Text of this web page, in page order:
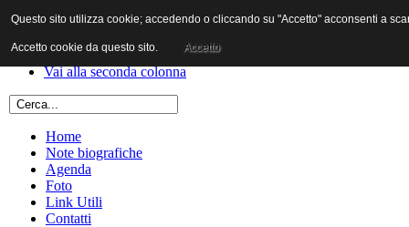
Vai al contenuto
Vai alla prima colonna
Vai alla seconda colonna
Home
Note biografiche
Agenda
Foto
Link Utili
Contatti
Questo sito utilizza cookie; accedendo o cliccando su "Accetto" acconsenti a
Accetto cookie da questo sito. Accetto